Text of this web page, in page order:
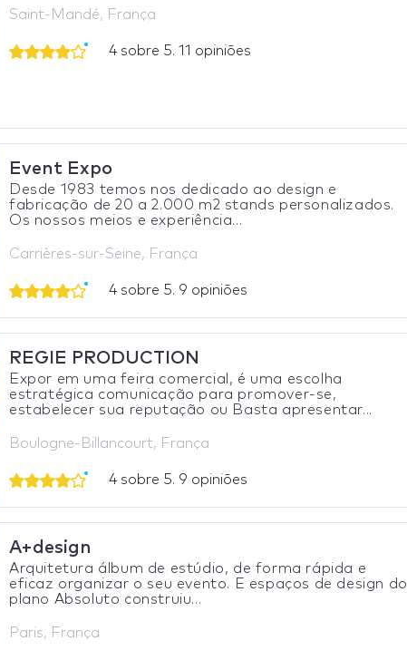
Saint-Mandé, França
4 sobre 5. 11 opiniões
Event Expo
Desde 1983 temos nos dedicado ao design e
fabricação de 20 a 2.000 m2 stands personalizados.
Os nossos meios e experiência...
Carrières-sur-Seine, França
4 sobre 5. 9 opiniões
REGIE PRODUCTION
Expor em uma feira comercial, é uma escolha
estratégica comunicação para promover-se,
estabelecer sua reputação ou Basta apresentar...
Boulogne-Billancourt, França
4 sobre 5. 9 opiniões
A+design
Arquitetura álbum de estúdio, de forma rápida e
eficaz organizar o seu evento. E espaços de design do
plano Absoluto construiu...
Paris, França